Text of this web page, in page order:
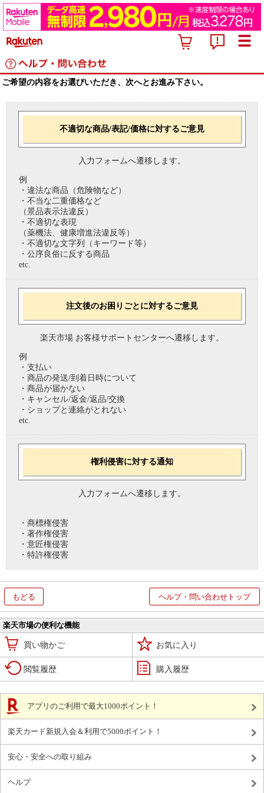
ご希望の内容をお選びいただき、次へとお進み下さい。
不適切な商品/表記/価格に対するご意見
入力フォームへ遷移します。
例
・違法な商品（危険物など）
・不当な二重価格など
（景品表示法違反）
・不適切な表現
（薬機法、健康増進法違反等）
・不適切な文字列（キーワード等）
・公序良俗に反する商品
etc.
注文後のお困りごとに対するご意見
楽天市場 お客様サポートセンターへ遷移します。
例
・支払い
・商品の発送/到着日時について
・商品が届かない
・キャンセル/返金/返品/交換
・ショップと連絡がとれない
etc.
権利侵害に対する通知
入力フォームへ遷移します。
・商標権侵害
・著作権侵害
・意匠権侵害
・特許権侵害
もどる ヘルプ・問い合わせトップ
楽天市場の便利な機能
買い物かご お気に入り
閲覧履歴 購入履歴
アプリのご利用で最大1000ポイント！
楽天カード新規入会＆利用で5000ポイント！
安心・安全への取り組み
ヘルプ